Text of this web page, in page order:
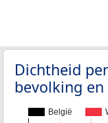
Dichtheid
bevolking en
België